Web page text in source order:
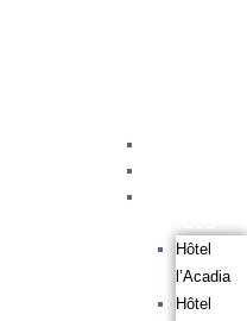
Hôtel
l’Acadia
Hôtel